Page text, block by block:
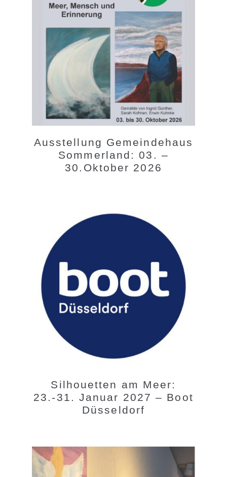
Ausstellung Gemeindehaus
Sommerland: 03. –
30.Oktober 2026
Silhouetten am Meer:
23.-31. Januar 2027 – Boot
Düsseldorf